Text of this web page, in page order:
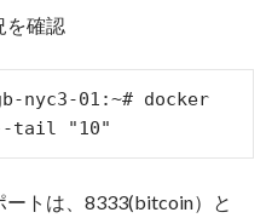
を確認
nyc3-01:~# docker
トは、8333(bitcoin）と